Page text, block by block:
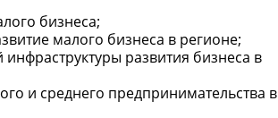
бизнеса;
малого бизнеса в регионе;
развития бизнеса в
и среднего предпринимательства в